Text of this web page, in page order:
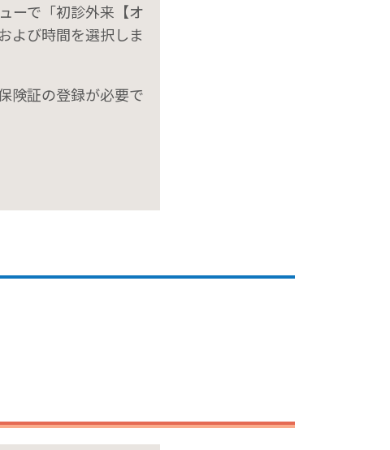
ーで「初診外来【オ
よび時間を選択しま
険証の登録が必要で